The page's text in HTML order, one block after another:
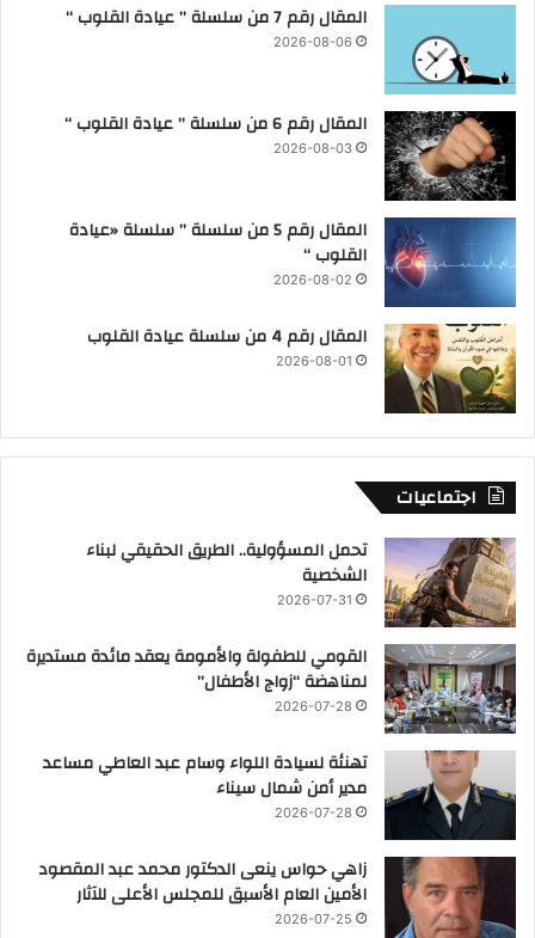
المقال رقم 7 من سلسلة ” عيادة القلوب “
2026-08-06
المقال رقم 6 من سلسلة ” عيادة القلوب “
2026-08-03
المقال رقم 5 من سلسلة ” سلسلة «عيادة
القلوب “
2026-08-02
المقال رقم 4 من سلسلة عيادة القلوب
2026-08-01
اجتماعيات
تحمل المسؤولية.. الطريق الحقيقي لبناء
الشخصية
2026-07-31
القومي للطفولة والأمومة يعقد مائدة مستديرة
لمناهضة “زواج الأطفال”
2026-07-28
تهنئة لسيادة اللواء وسام عبد العاطي مساعد
مدير أمن شمال سيناء
2026-07-28
زاهي حواس ينعى الدكتور محمد عبد المقصود
الأمين العام الأسبق للمجلس الأعلى للآثار
2026-07-25